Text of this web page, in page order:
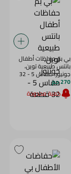
بي بم حفاظات أطفال
بانتس طبيعية توين،
جونيور، مقاس 5 - 32
قطعة
270 جم
كمية محدودة